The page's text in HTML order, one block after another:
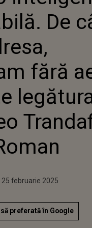
CARE
DINTRE
De
fără
25 februarie 2024
25 februarie 2025
preferată în Google